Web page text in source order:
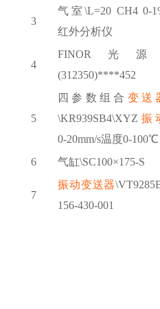
3
气室\L=20 CH4 0-
红外分析仪
4
FINOR光
(312350)****452
5
四参数组合 变送
\KR939SB4\XYZ 振
0-20mm/s温度0-100℃
6
气缸\SC100×175-S
7
振动变送器
156-430-001